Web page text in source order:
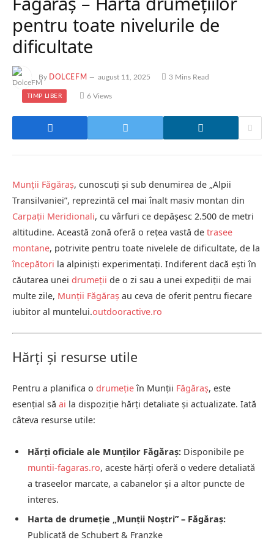
pentru toate nivelurile de
dificultate
By DOLCEFM august 11, 2025 3 Mins Read
TIMP LIBER 6 Views
Munții Făgăraș, cunoscuți și sub denumirea de „Alpii
Transilvaniei”, reprezintă cel mai înalt masiv montan din
Carpații Meridionali, cu vârfuri ce depășesc 2.500 de metri
altitudine. Această zonă oferă o rețea vastă de trasee
montane, potrivite pentru toate nivelele de dificultate, de la
începători la alpiniști experimentați. Indiferent dacă ești în
căutarea unei drumeții de o zi sau a unei expediții de mai
multe zile, Munții Făgăraș au ceva de oferit pentru fiecare
iubitor al muntelui.outdooractive.ro
Hărți și resurse utile
Pentru a planifica o drumețieîn Munții Făgăraș, este
esențial să ai la dispoziție hărți detaliate și actualizate. Iată
câteva resurse utile:
Hărți oficiale ale Munților Făgăraș: Disponibile pe
muntii-fagaras.ro, aceste hărți oferă o vedere detaliată
a traseelor marcate, a cabanelor și a altor puncte de
interes.
Harta de drumeție „Munții Noștri” – Făgăraș:
Publicată de Schubert & Franzke